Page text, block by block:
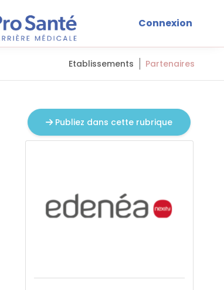
Connexion
Etablissements Partenaires
Publiez dans cette rubrique